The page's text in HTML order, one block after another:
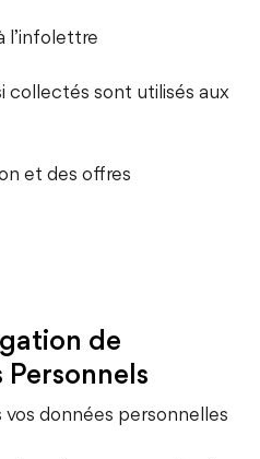
l’infolettre
collectés sont utilisés aux
et des offres
de
Personnels
données personnelles